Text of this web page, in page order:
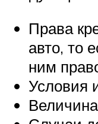
Права
авто, то
ним
Условия